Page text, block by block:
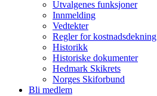
Utvalgenes funksjoner
Innmelding
Vedtekter
Regler for kostnadsdekning
Historikk
Historiske dokumenter
Hedmark Skikrets
Norges Skiforbund
Bli medlem